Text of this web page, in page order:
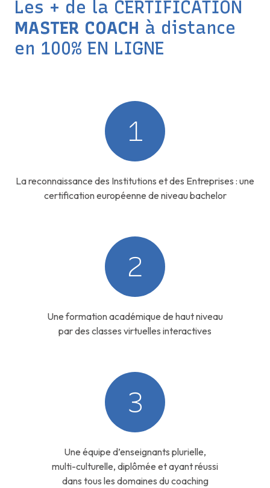
Les + de la CERTIFICATION
MASTER COACH à distance
en 100% EN LIGNE
1
La reconnaissance des Institutions et des Entreprises : une
certification européenne de niveau bachelor
2
Une formation académique de haut niveau
par des classes virtuelles interactives
3
Une équipe d’enseignants plurielle,
multi-culturelle, diplômée et ayant réussi
dans tous les domaines du coaching